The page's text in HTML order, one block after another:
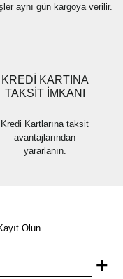
aynı gün kargoya verilir.
KREDİ KARTINA
TAKSİT İMKANI
Kredi Kartlarına taksit
avantajlarından
yararlanın.
Olun
+